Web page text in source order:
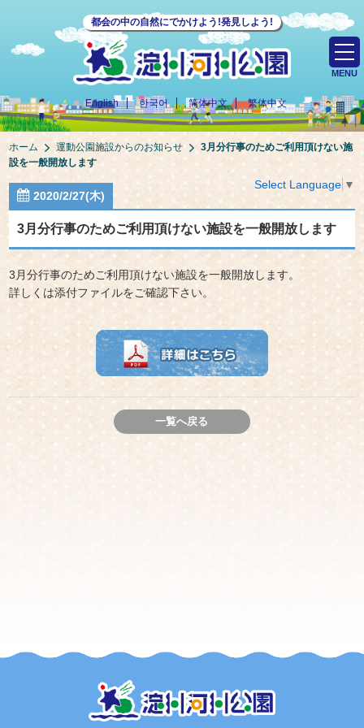
都会の中の自然にでかけよう!発見しよう!
English 한국어 简体中文 繁体中文
MENU
ホーム 運動公園施設からのお知らせ
3月分行事のためご利用頂けない施
設を一般開放します
Select Language ▼
2020/2/27(木)
3月分行事のためご利用頂けない施設を一般開放します
3月分行事のためご利用頂けない施設を一般開放します。
詳しくは添付ファイルをご確認下さい。
一覧へ戻る